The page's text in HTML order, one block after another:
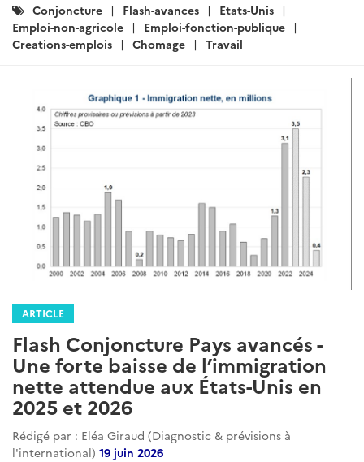
Catégories
:
Conjoncture Flash-avances
Etats-Unis
Emploi-non-agricole
Emploi-fonction-publique
Creations-emplois
Chomage Travail
ARTICLE
Flash Conjoncture Pays avancés -
Une forte baisse de l’immigration
nette attendue aux États-Unis en
2025 et 2026
Rédigé par : Eléa Giraud (Diagnostic & prévisions à
l'international) 19 juin 2026